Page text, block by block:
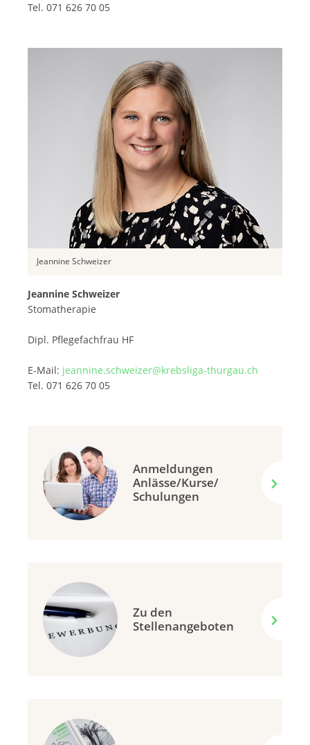
Tel. 071 626 70 05
Jeannine Schweizer
Jeannine Schweizer
Stomatherapie
Dipl. Pflegefachfrau HF
E-Mail: jeannine.schweizer@krebsliga-thurgau.ch
Tel. 071 626 70 05
Anmeldungen
Anlässe/Kurse/
Schulungen
Zu den
Stellenangeboten